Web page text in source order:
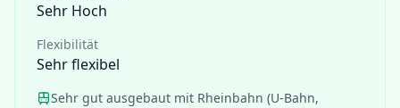
Sehr Hoch
Flexibilität
Sehr flexibel
Sehr gut ausgebaut mit Rheinbahn (U-Bahn,